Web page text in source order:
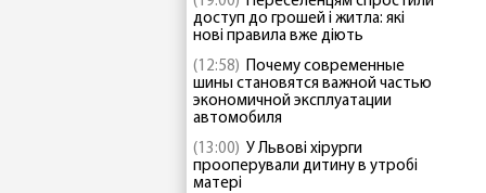
доступ до грошей і житла: які
нові правила вже діють
(12:58) Почему современные
шины становятся важной частью
экономичной эксплуатации
автомобиля
(13:00) У Львові хірурги
прооперували дитину в утробі
матері